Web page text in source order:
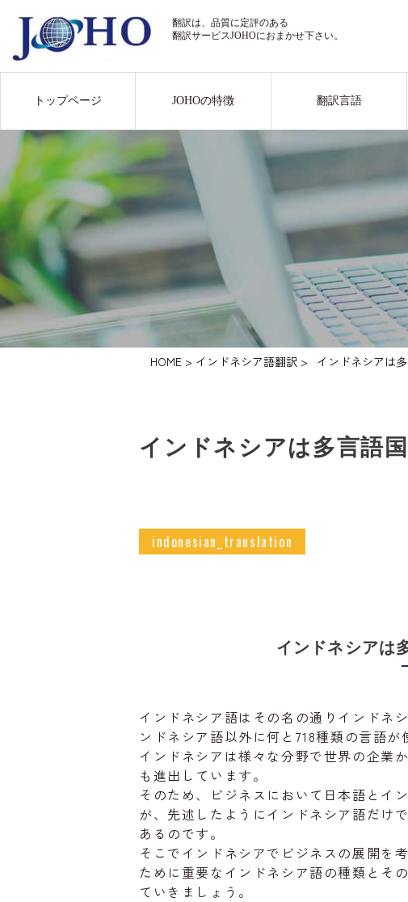
翻訳は、品質に定評のある
翻訳サービスJOHOにおまかせ下さい。
トップページ JOHOの特徴 翻訳言語
HOME > インドネシア語翻訳 > インドネシアは
インドネシアは多言語
indonesian_translation
インドネシアは
インドネシア語はその名の通りインドネ
ンドネシア語以外に何と718種類の言語
インドネシアは様々な分野で世界の企業
も進出しています。
そのため、ビジネスにおいて日本語とイ
が、先述したようにインドネシア語だけ
あるのです。
そこでインドネシアでビジネスの展開を
ために重要なインドネシア語の種類とそ
ていきましょう。